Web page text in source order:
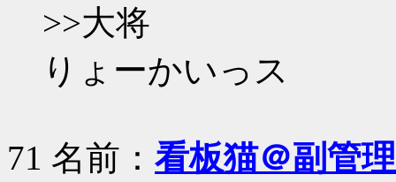
>>大将
りょーかいっス
71 名前： 看板猫＠副管